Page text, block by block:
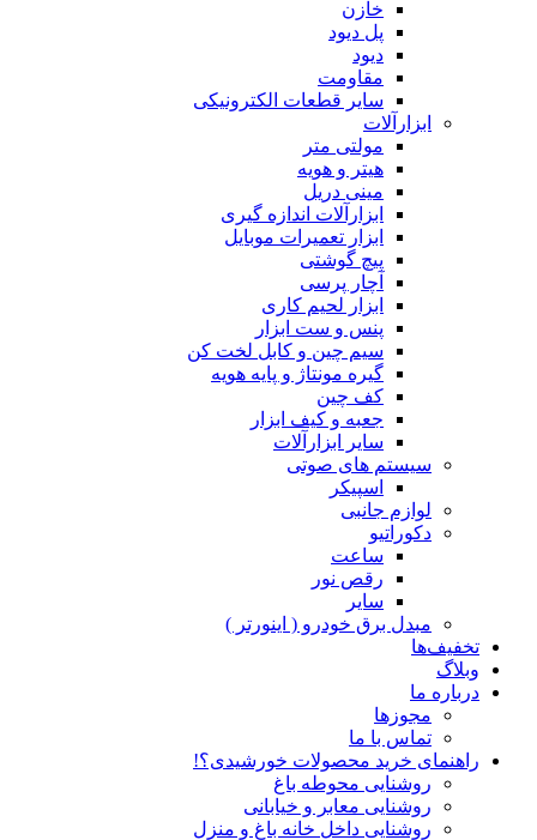
خازن
پل دیود
دیود
مقاومت
سایر قطعات الکترونیکی
ابزارآلات
مولتی متر
هیتر و هویه
مینی دریل
ابزارآلات اندازه گیری
ابزار تعمیرات موبایل
پیچ گوشتی
آچار پرسی
ابزار لحیم کاری
پنس و ست ابزار
سیم چین و کابل لخت کن
گیره مونتاژ و پایه هویه
کف چین
جعبه و کیف ابزار
سایر ابزارآلات
سیستم های صوتی
اسپیکر
لوازم جانبی
دکوراتیو
ساعت
رقص نور
سایر
مبدل برق خودرو ( اینورتر )
تخفیف‌ها
وبلاگ
درباره ما
مجوزها
تماس با ما
راهنمای خرید محصولات خورشیدی؟!
روشنایی محوطه باغ
روشنایی معابر و خیابانی
روشنایی داخل خانه باغ و منزل